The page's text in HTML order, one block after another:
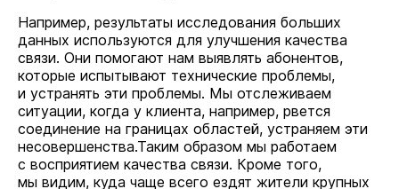
Например, результаты исследования больших
данных используются для улучшения качества
связи. Они помогают нам выявлять абонентов,
которые испытывают технические проблемы,
и устранять эти проблемы. Мы отслеживаем
ситуации, когда у клиента, например, рвется
соединение на границах областей, устраняем эти
несовершенства.Таким образом мы работаем
с восприятием качества связи. Кроме того,
мы видим, куда чаще всего ездят жители крупных